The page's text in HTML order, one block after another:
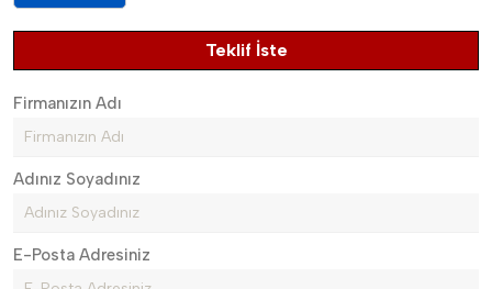
Teklif İste
Firmanızın Adı
Adınız Soyadınız
E-Posta Adresiniz